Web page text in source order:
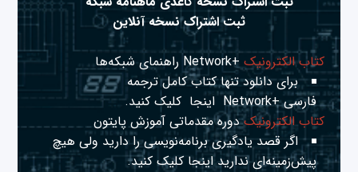
ثبت اشتراک نسخه آنلاین
کتاب الکترونیک+Network راهنمای شبکه‌ها
برای دانلود تنها کتاب کامل ترجمه
فارسی +Network
اینجا کلیک کنید.
کتاب الکترونیکدوره مقدماتی آموزش پایتون
اگر قصد یادگیری برنامه‌نویسی را دارید ولی هیچ
پیش‌زمینه‌ای نداریداینجا کلیک کنید.